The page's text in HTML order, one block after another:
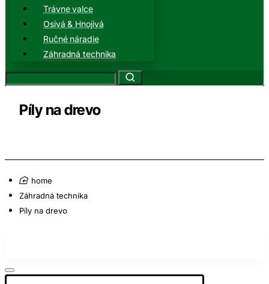
Trávne valce
Osivá & Hnojivá
Ručné náradie
Záhradná technika
Píly na drevo
home
Záhradná technika
Píly na drevo